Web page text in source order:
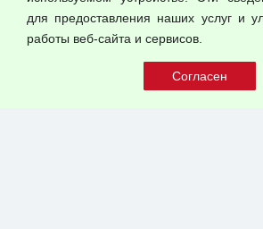
© 2026 ООО "Феникс"
для предоставления наших услуг и
работы веб-сайта и сервисов.